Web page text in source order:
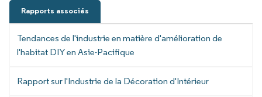
Rapports associés
Tendances de l'industrie en matière d'amélioration de
l'habitat DIY en Asie-Pacifique
Rapport sur l'Industrie de la Décoration d'Intérieur